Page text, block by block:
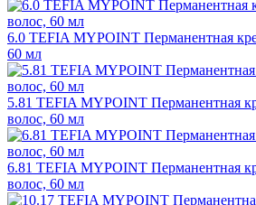
6.0 TEFIA MYPOINT Перманентная
60 мл
5.81 TEFIA MYPOINT Перманентная
волос, 60 мл
6.81 TEFIA MYPOINT Перманентная
волос, 60 мл